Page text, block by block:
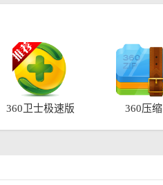
360卫士极速版 360压缩